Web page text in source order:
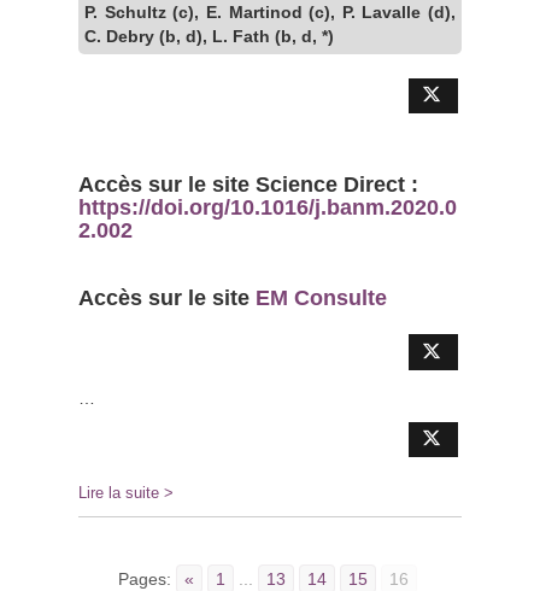
P. Schultz (c), E. Martinod (c), P. Lavalle (d),
C. Debry (b, d), L. Fath (b, d, *)
Accès sur le site Science Direct :
https://doi.org/10.1016/j.banm.2020.0
2.002
Accès sur le site EM Consulte
Lire la suite >
Pages: « 1 ... 13 14 15 16